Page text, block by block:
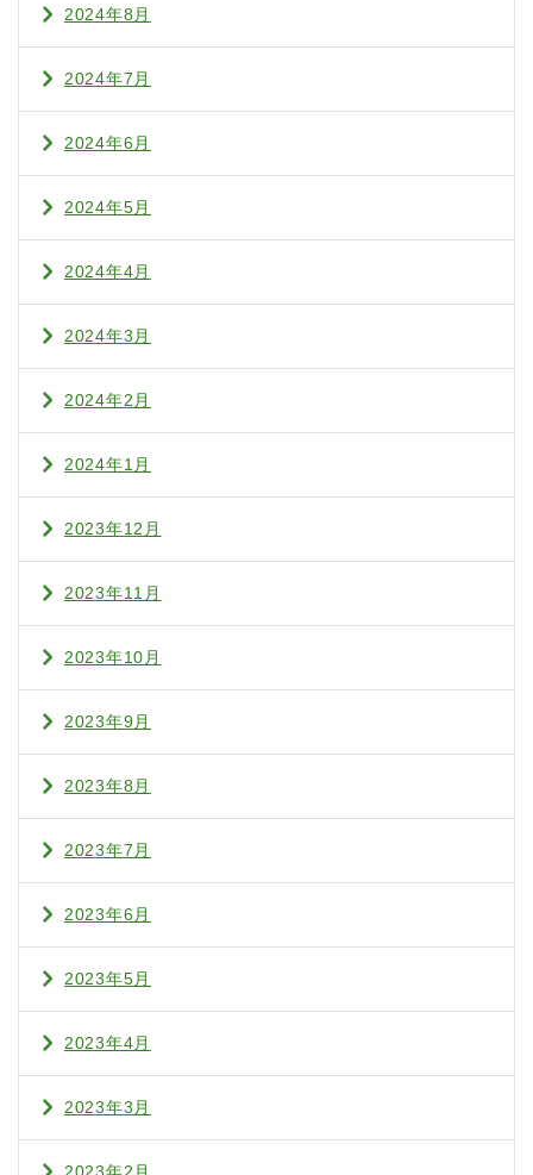
2024年8月
2024年7月
2024年6月
2024年5月
2024年4月
2024年3月
2024年2月
2024年1月
2023年12月
2023年11月
2023年10月
2023年9月
2023年8月
2023年7月
2023年6月
2023年5月
2023年4月
2023年3月